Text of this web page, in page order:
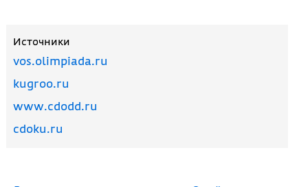
Источники
vos.olimpiada.ru
kugroo.ru
www.cdodd.ru
cdoku.ru